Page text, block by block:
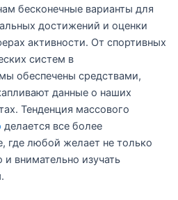
i
n
бесконечные варианты для
достижений и оценки
активности. От спортивных
систем в
обеспечены средствами,
данные о наших
Тенденция массового
делается все более
где любой желает не только
и внимательно изучать